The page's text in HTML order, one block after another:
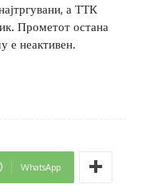
а ТТК
Прометот остана
е неактивен.
WhatsApp